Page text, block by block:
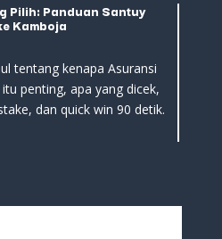
Pilih: Panduan Santuy
Kamboja
tentang kenapa Asuransi
penting, apa yang dicek,
dan quick win 90 detik.